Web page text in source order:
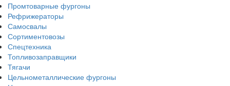
Промтоварные фургоны
Рефрижераторы
Самосвалы
Сортиментовозы
Спецтехника
Топливозаправщики
Тягачи
Цельнометаллические фургоны